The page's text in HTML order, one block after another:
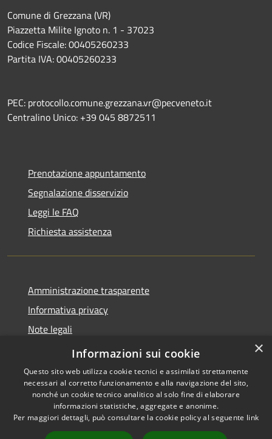
Comune di Grezzana (VR)
Piazzetta Milite Ignoto n. 1 - 37023
Codice Fiscale: 00405260233
Partita IVA: 00405260233
PEC: protocollo.comune.grezzana.vr@pecveneto.it
Centralino Unico: +39 045 8872511
Prenotazione appuntamento
Segnalazione disservizio
Leggi le FAQ
Richiesta assistenza
Amministrazione trasparente
Informativa privacy
Note legali
Dichiarazione di accessibilità
Accessibilità
Copyright © 2026 • Comune di
Grezzana • Powered by
×
Informazioni sui cookie
Questo sito web utilizza cookie tecnici e assimilati strettamente
necessari al corretto funzionamento e alla navigazione del sito,
nonché un cookie tecnico analitico al solo fine di elaborare
informazioni statistiche, aggregate e anonime.
Per maggiori dettagli, può consultare la cookie policy al seguente link